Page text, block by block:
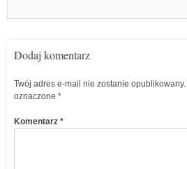
Dodaj komentarz
Twój adres e-mail nie zostanie opublikowany.
oznaczone *
Komentarz *